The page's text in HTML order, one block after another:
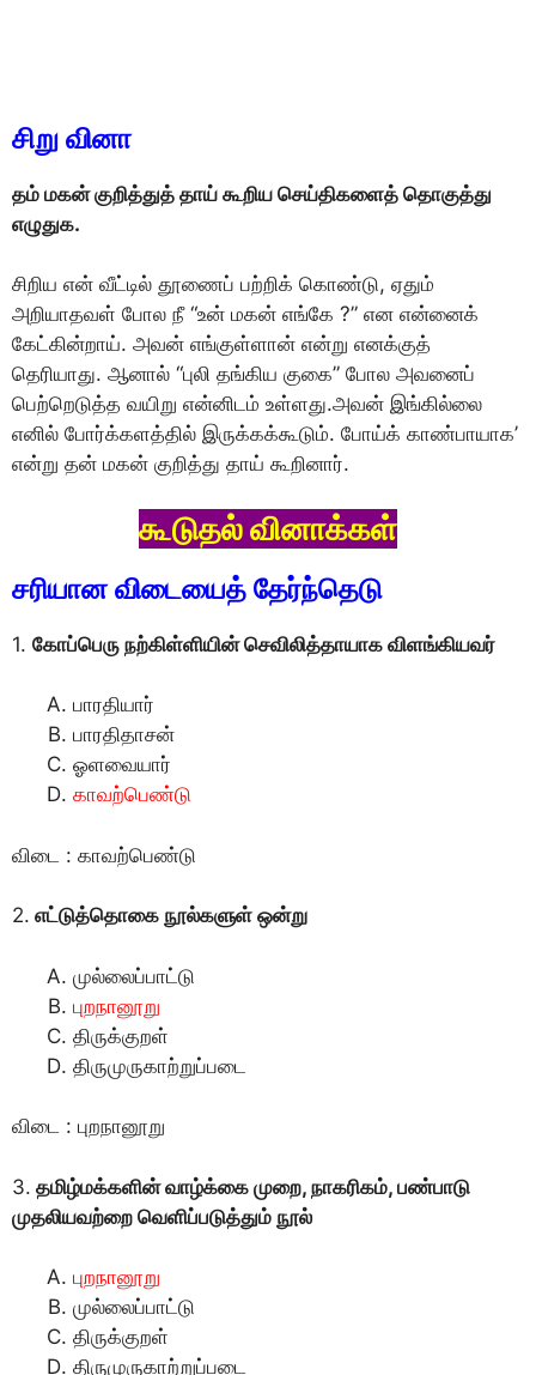
சிறு வினா
தம் மகன் குறித்துத் தாய் கூறிய செய்திகளைத் தொகுத்து
எழுதுக.
சிறிய என் வீட்டில் தூணைப் பற்றிக் கொண்டு, ஏதும்
அறியாதவள் போல நீ “உன் மகன் எங்கே ?” என என்னைக்
கேட்கின்றாய். அவன் எங்குள்ளான் என்று எனக்குத்
தெரியாது. ஆனால் “புலி தங்கிய குகை” போல அவனைப்
பெற்றெடுத்த வயிறு என்னிடம் உள்ளது.அவன் இங்கில்லை
எனில் போர்க்களத்தில் இருக்கக்கூடும். போய்க் காண்பாயாக’
என்று தன் மகன் குறித்து தாய் கூறினார்.
கூடுதல் வினாக்கள்
சரியான விடையைத் தேர்ந்தெடு
1. கோப்பெரு நற்கிள்ளியின் செவிலித்தாயாக விளங்கியவர்
பாரதியார்
பாரதிதாசன்
ஓளவையார்
காவற்பெண்டு
விடை : காவற்பெண்டு
2. எட்டுத்தொகை நூல்களுள் ஒன்று
முல்லைப்பாட்டு
புறநானூறு
திருக்குறள்
திருமுருகாற்றுப்படை
விடை : புறநானூறு
3. தமிழ்மக்களின் வாழ்க்கை முறை, நாகரிகம், பண்பாடு
முதலியவற்றை வெளிப்படுத்தும் நூல்
புறநானூறு
முல்லைப்பாட்டு
திருக்குறள்
திருமுருகாற்றுப்படை